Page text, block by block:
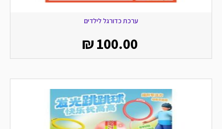
ערכת כדורגל לילדים
₪100.00